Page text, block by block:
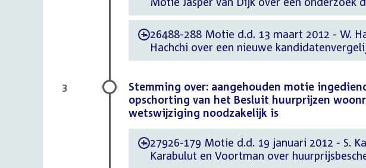
-26488-288 Motie d.d. 13 maart 2012 - W.
Hachchi over een nieuwe
Stemming over: aangehouden motie
opschorting van het Besluit huurprijzen
wetswijziging noodzakelijk is
-27926-179 Motie d.d. 19 januari 2012 - S.
Karabulut en Voortman over
3